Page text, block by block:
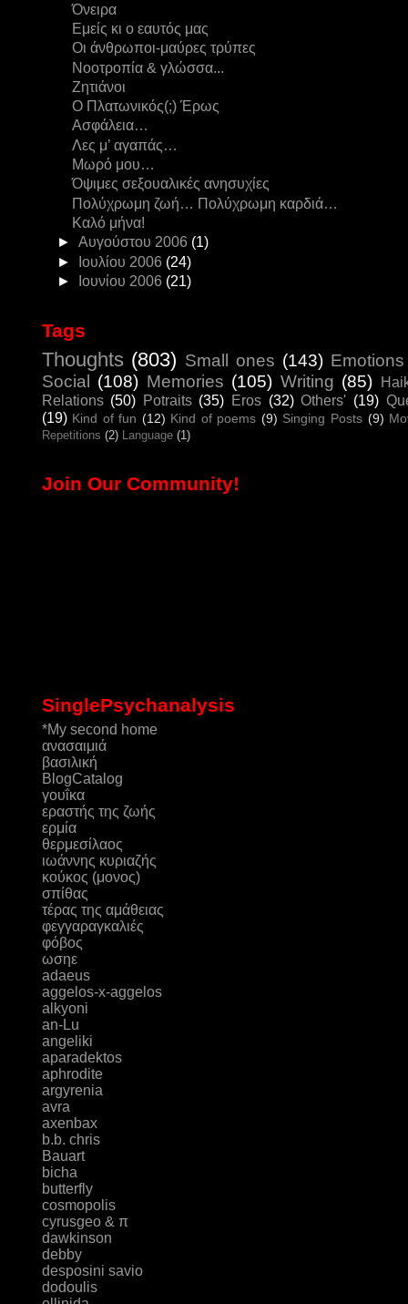
Όνειρα
Εμείς κι ο εαυτός μας
Οι άνθρωποι-μαύρες τρύπες
Νοοτροπία & γλώσσα...
Ζητιάνοι
Ο Πλατωνικός(;) Έρως
Ασφάλεια…
Λες μ’ αγαπάς…
Μωρό μου…
Όψιμες σεξουαλικές ανησυχίες
Πολύχρωμη ζωή… Πολύχρωμη καρδιά…
Καλό μήνα!
► Αυγούστου 2006 (1)
►
Ιουλίου 2006 (24)
►
Ιουνίου 2006 (21)
Tags
Thoughts (803) Small ones (143) Emotions
Social (108) Memories (105) Writing (85)
Relations (50) Potraits (35) Eros (32) Others' (19)
(19) Kind of fun (12) Kind of poems (9) Singing Posts (9)
Repetitions (2) Language (1)
Join Our Community!
SinglePsychanalysis
*My second home
ανασαιμιά
βασιλική
ΒlogCatalog
γουΐκα
εραστής της ζωής
ερμία
θερμεσίλαος
ιωάννης κυριαζής
κούκος (μονος)
σπίθας
τέρας της αμάθειας
φεγγαραγκαλιές
φόβος
ωσηε
adaeus
aggelos-x-aggelos
alkyoni
an-Lu
angeliki
aparadektos
aphrodite
argyrenia
avra
axenbax
b.b. chris
Bauart
bicha
butterfly
cosmopolis
cyrusgeo & π
dawkinson
debby
desposini savio
dodoulis